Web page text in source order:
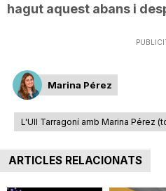
hagut aquest abans i
Marina Pérez
L'Ull Tarragoní amb Marina Pérez
ARTICLES RELACIONATS